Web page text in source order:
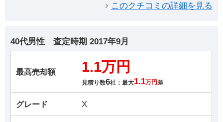
このクチコミの詳細を見る
40代男性 査定時期 2017年9月
最高売却額 1.1万円
見積り数6社：最大1.1万円 差
グレード X